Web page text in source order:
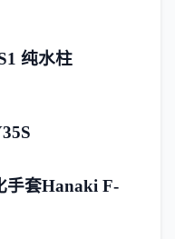
纯水柱
手套Hanaki F-